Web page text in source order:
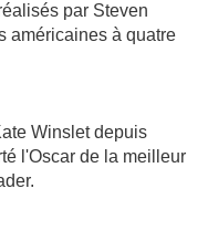
par Steven
américaines à quatre
Winslet depuis
l'Oscar de la meilleur